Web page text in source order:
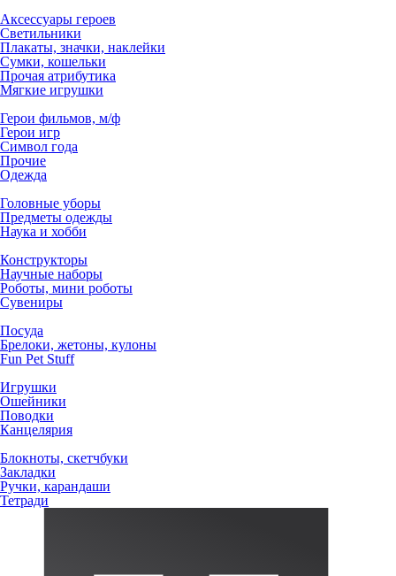
Аксессуары героев
Светильники
Плакаты, значки, наклейки
Сумки, кошельки
Прочая атрибутика
Мягкие игрушки
Герои фильмов, м/ф
Герои игр
Символ года
Прочие
Одежда
Головные уборы
Предметы одежды
Наука и хобби
Конструкторы
Научные наборы
Роботы, мини роботы
Сувениры
Посуда
Брелоки, жетоны, кулоны
Fun Pet Stuff
Игрушки
Ошейники
Поводки
Канцелярия
Блокноты, скетчбуки
Закладки
Ручки, карандаши
Тетради